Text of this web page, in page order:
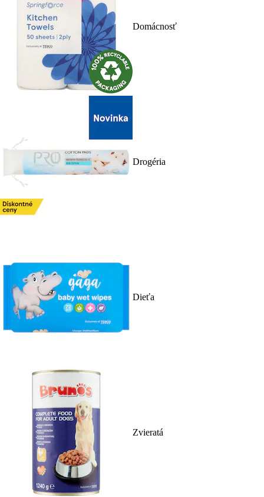
Domácnosť
Drogéria
Dieťa
Zvieratá